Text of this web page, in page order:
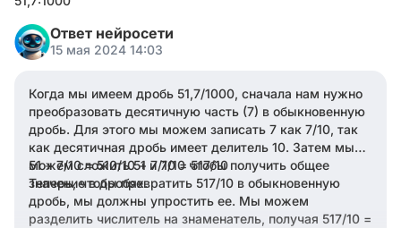
Ответ нейросети
15 мая 2024 14:03
Когда мы имеем дробь 51,7/1000, сначала нам нужно
преобразовать десятичную часть (7) в обыкновенную
дробь. Для этого мы можем записать 7 как 7/10, так
как десятичная дробь имеет делитель 10. Затем мы
можем сложить 51 и 7/10 чтобы получить общее
значение в дробях.
51 + 7/10 = 510/10 + 7/10 = 517/10
Теперь, чтобы превратить 517/10 в обыкновенную
дробь, мы должны упростить ее. Мы можем
разделить числитель на знаменатель, получая 517/10 =